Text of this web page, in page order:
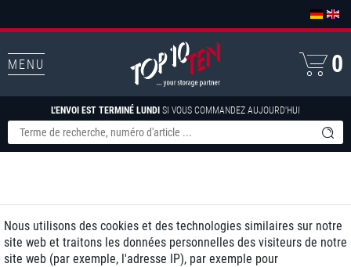
MENU
L'ENVOI EST TERMINÉ LUNDI SI VOUS COMMANDEZ AUJOURD'HUI
0
Nous utilisons des cookies et des technologies similaires sur notre
site web et traitons les données personnelles des visiteurs de notre
site web (par exemple, l'adresse IP), par exemple pour